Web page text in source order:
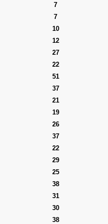
7
7
10
12
27
22
51
37
21
19
26
37
22
29
25
38
31
30
38